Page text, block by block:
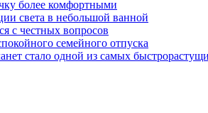
более комфортными
света в небольшой ванной
с честных вопросов
семейного отпуска
стало одной из самых